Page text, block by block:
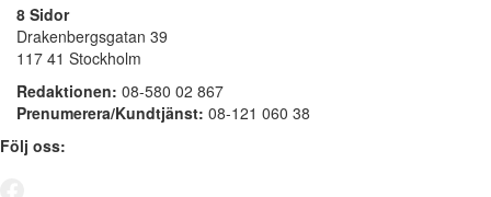
8 Sidor
Drakenbergsgatan 39
117 41 Stockholm
Redaktionen: 08-580 02 867
Prenumerera/Kundtjänst: 08-121 060 38
Följ oss: